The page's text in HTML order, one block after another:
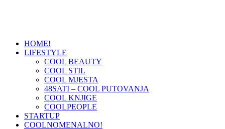
HOME!
LIFESTYLE
COOL BEAUTY
COOL STIL
COOL MJESTA
48SATI – COOL PUTOVANJA
COOL KNJIGE
COOLPEOPLE
STARTUP
COOLNOMENALNO!